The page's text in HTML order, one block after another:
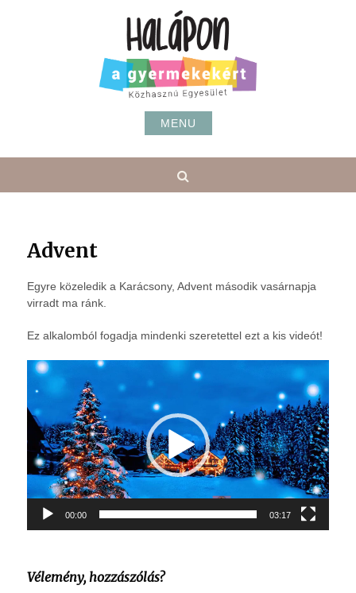
MENU
Advent
Egyre közeledik a Karácsony, Advent második vasárnapja
virradt ma ránk.
Ez alkalomból fogadja mindenki szeretettel ezt a kis videót!
Videólejátszó
00:00 03:17
Vélemény, hozzászólás?